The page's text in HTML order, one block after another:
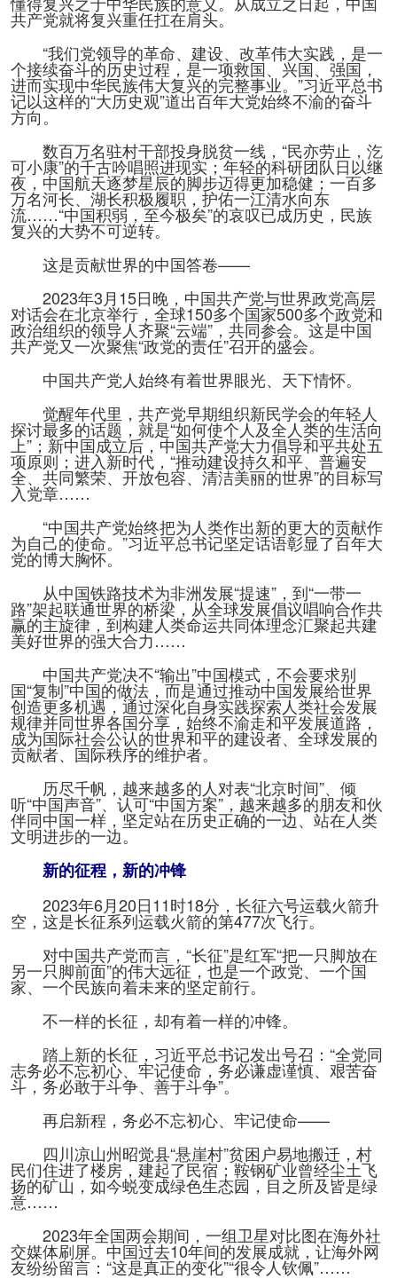
共产党就将复兴重任扛在肩头。
“我们党领导的革命、建设、改革伟大实践，是一
个接续奋斗的历史过程，是一项救国、兴国、强国，
进而实现中华民族伟大复兴的完整事业。”习近平总书
记以这样的“大历史观”道出百年大党始终不渝的奋斗
方向。
数百万名驻村干部投身脱贫一线，“民亦劳止，汔
可小康”的千古吟唱照进现实；年轻的科研团队日以继
夜，中国航天逐梦星辰的脚步迈得更加稳健；一百多
万名河长、湖长积极履职，护佑一江清水向东
流……“中国积弱，至今极矣”的哀叹已成历史，民族
复兴的大势不可逆转。
这是贡献世界的中国答卷——
2023年3月15日晚，中国共产党与世界政党高层
对话会在北京举行，全球150多个国家500多个政党和
政治组织的领导人齐聚“云端”，共同参会。这是中国
共产党又一次聚焦“政党的责任”召开的盛会。
中国共产党人始终有着世界眼光、天下情怀。
觉醒年代里，共产党早期组织新民学会的年轻人
探讨最多的话题，就是“如何使个人及全人类的生活向
上”；新中国成立后，中国共产党大力倡导和平共处五
项原则；进入新时代，“推动建设持久和平、普遍安
全、共同繁荣、开放包容、清洁美丽的世界”的目标写
入党章……
“中国共产党始终把为人类作出新的更大的贡献作
为自己的使命。”习近平总书记坚定话语彰显了百年大
党的博大胸怀。
从中国铁路技术为非洲发展“提速”，到“一带一
路”架起联通世界的桥梁，从全球发展倡议唱响合作共
赢的主旋律，到构建人类命运共同体理念汇聚起共建
美好世界的强大合力……
中国共产党决不“输出”中国模式，不会要求别
国“复制”中国的做法，而是通过推动中国发展给世界
创造更多机遇，通过深化自身实践探索人类社会发展
规律并同世界各国分享，始终不渝走和平发展道路，
成为国际社会公认的世界和平的建设者、全球发展的
贡献者、国际秩序的维护者。
历尽千帆，越来越多的人对表“北京时间”、倾
听“中国声音”、认可“中国方案”，越来越多的朋友和伙
伴同中国一样，坚定站在历史正确的一边、站在人类
文明进步的一边。
新的征程，新的冲锋
2023年6月20日11时18分，长征六号运载火箭升
空，这是长征系列运载火箭的第477次飞行。
对中国共产党而言，“长征”是红军“把一只脚放在
另一只脚前面”的伟大远征，也是一个政党、一个国
家、一个民族向着未来的坚定前行。
不一样的长征，却有着一样的冲锋。
踏上新的长征，习近平总书记发出号召：“全党同
志务必不忘初心、牢记使命，务必谦虚谨慎、艰苦奋
斗，务必敢于斗争、善于斗争”。
再启新程，务必不忘初心、牢记使命——
四川凉山州昭觉县“悬崖村”贫困户易地搬迁，村
民们住进了楼房，建起了民宿；鞍钢矿业曾经尘土飞
扬的矿山，如今蜕变成绿色生态园，目之所及皆是绿
意……
2023年全国两会期间，一组卫星对比图在海外社
交媒体刷屏。中国过去10年间的发展成就，让海外网
友纷纷留言：“这是真正的变化”“很令人钦佩”……